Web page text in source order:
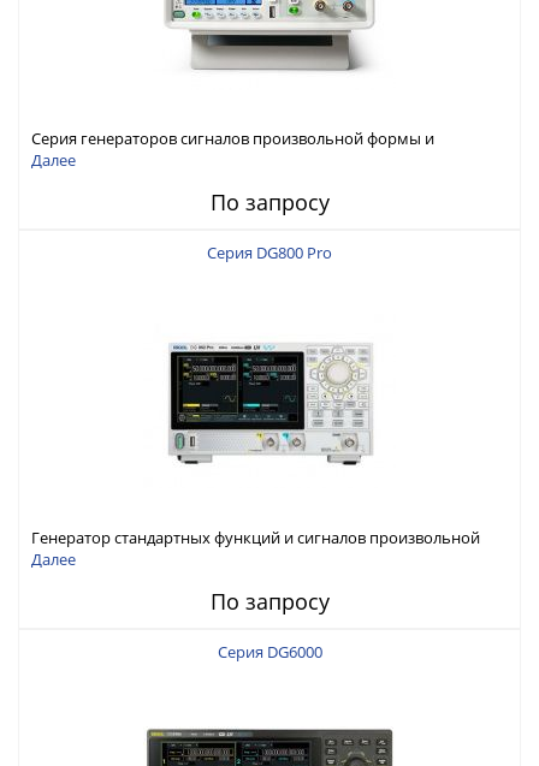
Серия генераторов сигналов произвольной формы и
стандартных функций Tektronix AFG1000
Далее
По запросу
Серия DG800 Pro
Генератор стандартных функций и сигналов произвольной
формы Rigol серии DG800 Pro, до 50 МГц
Далее
По запросу
Серия DG6000